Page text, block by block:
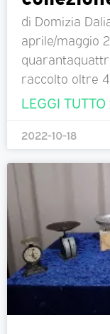
di Domizia
aprile/maggio
raccolto oltre
LEGGI TUTTO
2022-10-18